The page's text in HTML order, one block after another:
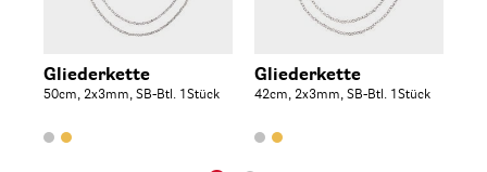
Gliederkette
50cm, 2x3mm, SB-Btl. 1Stück
Gliederkette
42cm, 2x3mm, SB-Btl. 1Stück